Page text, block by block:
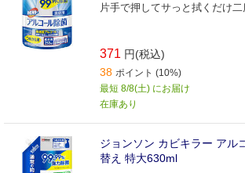
片手で押してサっと拭くだけ
371 円(税込)
38 ポイント (10%)
最短 8/8(土) にお届け
在庫あり
ジョンソン カビキラー アル
替え 特大630ml